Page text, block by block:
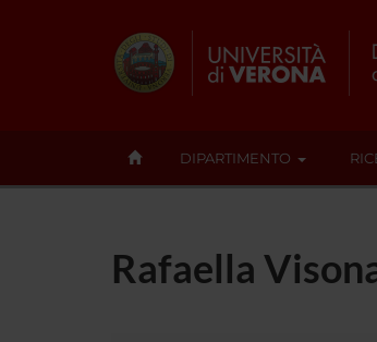
DIPARTIMENTO
Rafaella